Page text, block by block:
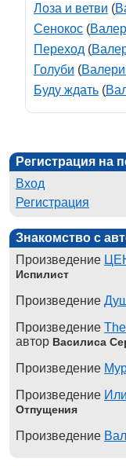
Лоза и ветви (
Сенокос (
Переход (
Голуби (
Буду ждать (
Регистрация на
Вход
Регистрация
Знакомство с
Произведение
Испилист
Произведение
Произведение
автор Василиса
Произведение
Произведение
Отпущения
Произведение